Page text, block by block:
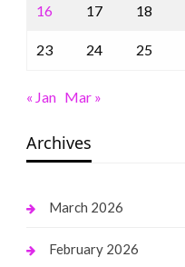
16 17 18
23 24 25
« Jan Mar »
Archives
March 2026
February 2026